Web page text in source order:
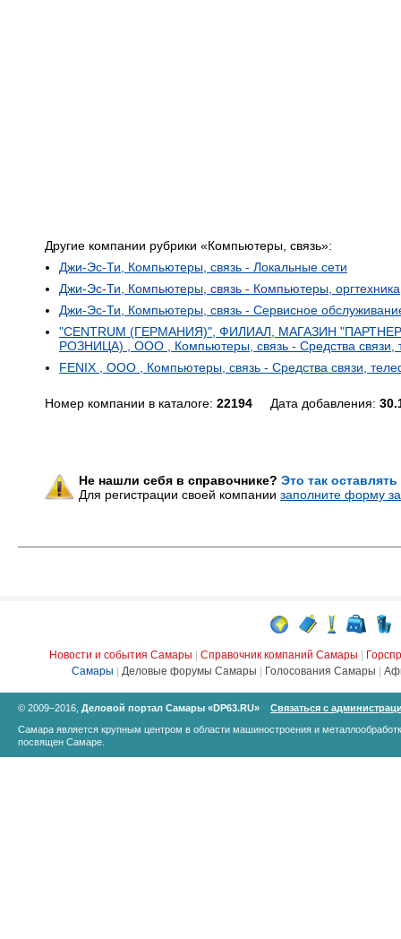
Другие компании рубрики «Компьютеры, связь»:
Джи-Эс-Ти, Компьютеры, связь - Локальные сети
Джи-Эс-Ти, Компьютеры, связь - Компьютеры,
Джи-Эс-Ти, Компьютеры, связь - Сервисное
"CENTRUM (ГЕРМАНИЯ)", ФИЛИАЛ, МАГАЗИН
РОЗНИЦА) , ООО , Компьютеры, связь - Средства связи,
FENIX , ООО , Компьютеры, связь - Средства связи,
Номер компании в каталоге: 22194 Дата добавления:
Не нашли себя в справочнике? Это так
Для регистрации своей компании заполните форму
Новости и события Самары Справочник компаний Самары
Самары
Деловые форумы Самары Голосования Самары
© 2009–2016, Деловой портал Самары «DP63.RU»
Связаться с
Самара является крупным центром в области машиностроения и
посвящен Самаре.